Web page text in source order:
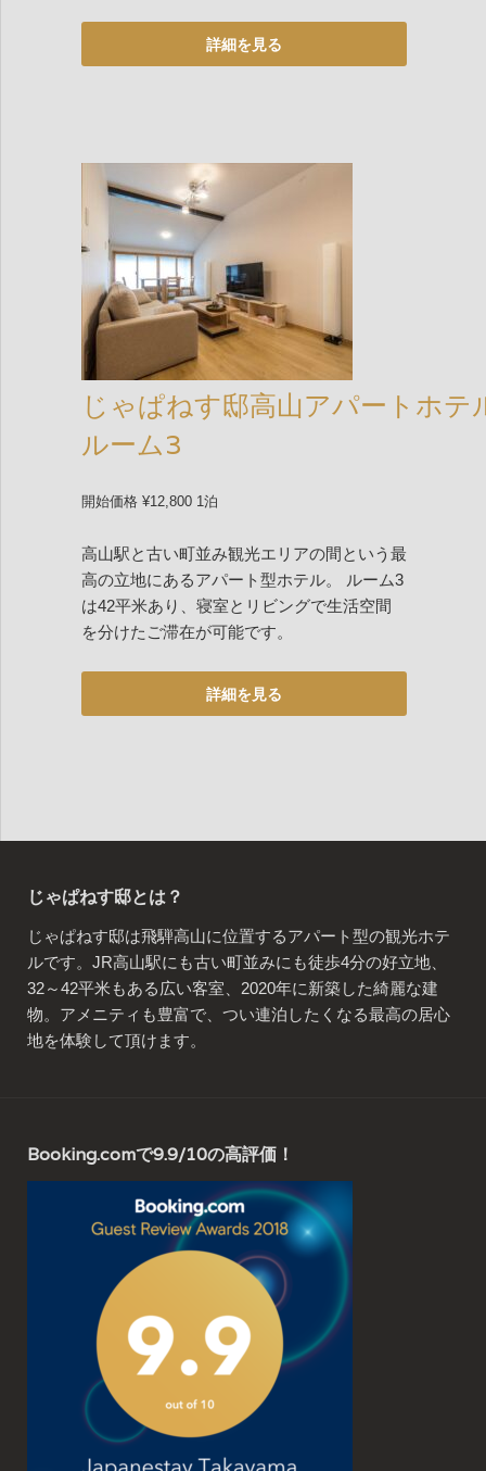
じゃぱねす邸高山アパートホテ
ルーム3
開始価格 ¥12,800 1泊
高山駅と古い町並み観光エリアの間という最
高の立地にあるアパート型ホテル。 ルーム3
は42平米あり、寝室とリビングで生活空間
を分けたご滞在が可能です。
じゃぱねす邸とは？
じゃぱねす邸は飛騨高山に位置するアパート型の観光ホテ
ルです。JR高山駅にも古い町並みにも徒歩4分の好立地、
32～42平米もある広い客室、2020年に新築した綺麗な建
物。アメニティも豊富で、つい連泊したくなる最高の居心
地を体験して頂けます。
Booking.comで9.9/10の高評価！